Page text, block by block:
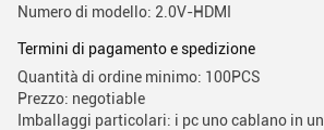
Numero di modello: 2.0V-HDMI
Termini di pagamento e spedizione
Quantità di ordine minimo: 100PCS
Prezzo: negotiable
Imballaggi particolari: i pc uno cablano in